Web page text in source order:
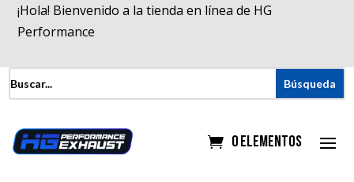
¡Hola! Bienvenido a la tienda en línea de HG
Performance
0 elementos